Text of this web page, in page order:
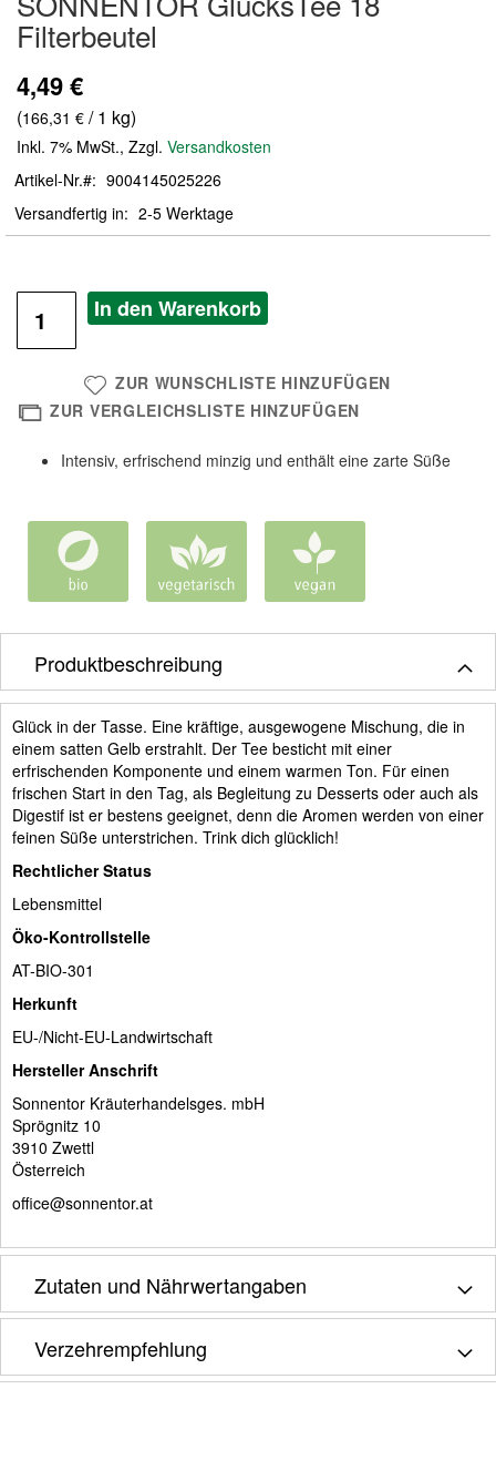
der
Bildergalerie
Filterbeutel
4,49 €
(166,31 € / 1 kg)
Inkl. 7% MwSt., Zzgl. Versandkosten
Artikel-Nr.
9004145025226
Versandfertig in
2-5 Werktage
In den Warenkorb
ZUR WUNSCHLISTE HINZUFÜGEN
ZUR VERGLEICHSLISTE HINZUFÜGEN
Intensiv, erfrischend minzig und enthält eine zarte Süße
Produktbeschreibung
Glück in der Tasse. Eine kräftige, ausgewogene Mischung, die in
einem satten Gelb erstrahlt. Der Tee besticht mit einer
erfrischenden Komponente und einem warmen Ton. Für einen
frischen Start in den Tag, als Begleitung zu Desserts oder auch als
Digestif ist er bestens geeignet, denn die Aromen werden von einer
feinen Süße unterstrichen. Trink dich glücklich!
Rechtlicher Status
Lebensmittel
Öko-Kontrollstelle
AT-BIO-301
Herkunft
EU-/Nicht-EU-Landwirtschaft
Hersteller Anschrift
Sonnentor Kräuterhandelsges. mbH
Sprögnitz 10
3910 Zwettl
Österreich
office@sonnentor.at
Zutaten und Nährwertangaben
Verzehrempfehlung